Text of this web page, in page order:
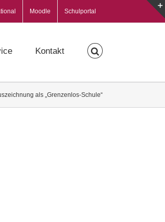
Moodle Schulportal
Kontakt
als „Grenzenlos-Schule“